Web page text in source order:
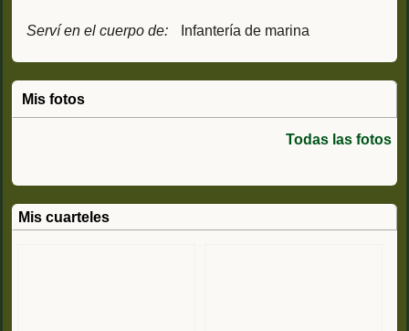
Serví en el cuerpo de: Infantería de marina
Mis fotos
Todas las fotos
Mis cuarteles